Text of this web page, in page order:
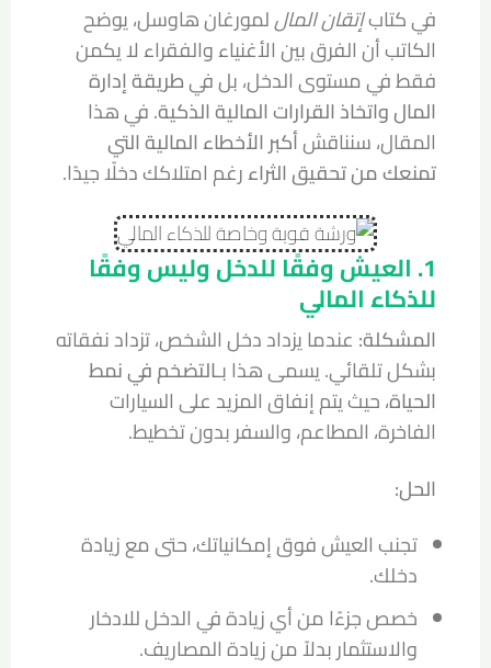
في كتابإتقان الماللمورغان هاوسل، يوضح
الكاتب أن الفرق بين الأغنياء والفقراء لا يكمن
فقط في مستوى الدخل، بل فيطريقة إدارة
المال واتخاذ القرارات المالية الذكية. في هذا
المقال، سنناقشأكبر الأخطاء المالية التي
تمنعك من تحقيق الثراءرغم امتلاكك دخلًا جيدًا.
1. العيش وفقًا للدخل وليس وفقًا
للذكاء المالي
المشكلة: عندما يزداد دخل الشخص، تزداد نفقاته
بشكل تلقائي. يسمى هذا بـالتضخم في نمط
الحياة، حيث يتم إنفاق المزيد على السيارات
الفاخرة، المطاعم، والسفر بدون تخطيط.
الحل:
تجنب العيش فوق إمكانياتك، حتى مع زيادة
دخلك.
خصص جزءًا من أي زيادة في الدخل للادخار
والاستثمار بدلاً من زيادة المصاريف.